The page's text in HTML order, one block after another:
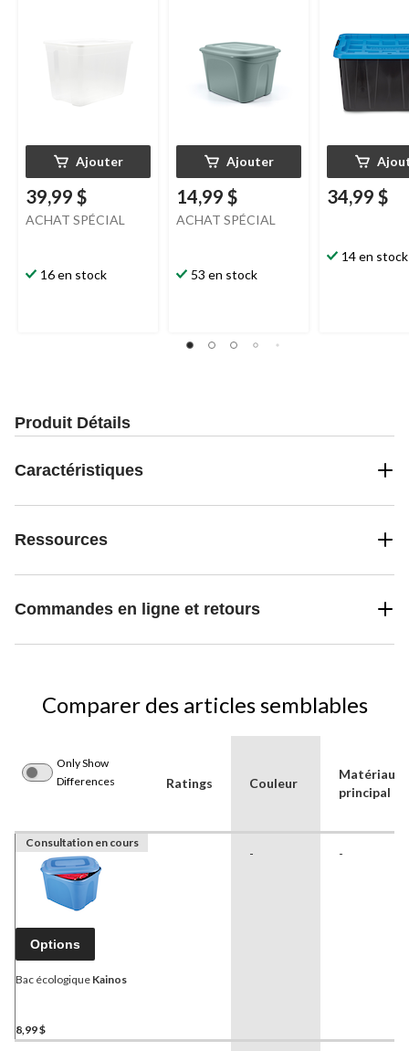
Ajouter
39,99 $
ACHAT SPÉCIAL
16 en stock
Ajouter
14,99 $
ACHAT SPÉCIAL
53 en stock
34,99 $
14 en stock
Produit Détails
Caractéristiques
Ressources
Commandes en ligne et retours
Comparer des articles semblables
Only Show
Differences
Ratings Couleur
Matériau
principal
Consultation en cours
Options
Bac écologique Kainos
8,99 $
- -